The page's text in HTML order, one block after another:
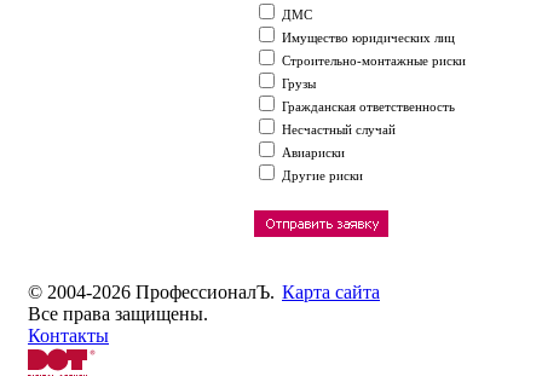
ДМС
Имущество юридических лиц
Строительно-монтажные риски
Грузы
Гражданская ответственность
Несчастный случай
Авиариски
Другие риски
© 2004-2026 ПрофессионалЪ.
Все права защищены.
Контакты
Карта сайта